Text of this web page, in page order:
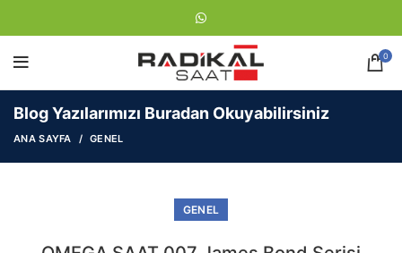
0
Blog Yazılarımızı Buradan Okuyabilirsiniz
ANA SAYFA GENEL
GENEL